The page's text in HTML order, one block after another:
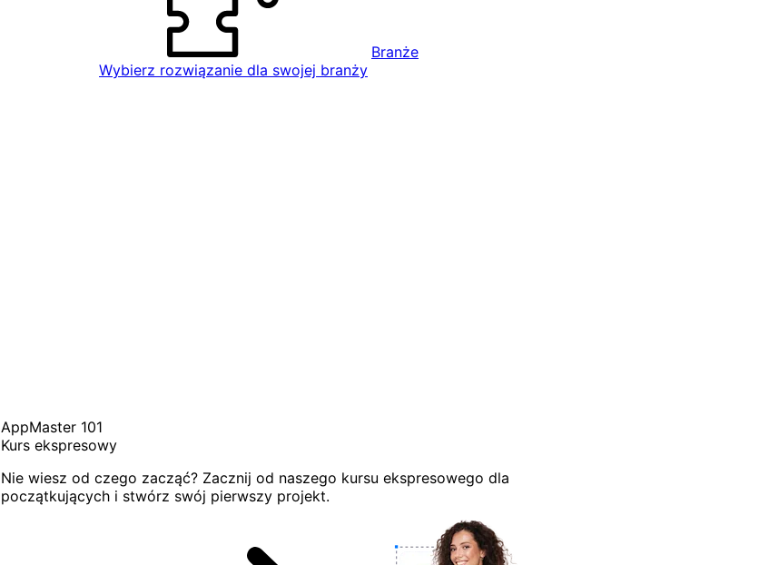
Branże
Wybierz rozwiązanie dla swojej branży
AppMaster 101
Kurs ekspresowy
Nie wiesz od czego zacząć? Zacznij od naszego kursu ekspresowego dla
początkujących i stwórz swój pierwszy projekt.